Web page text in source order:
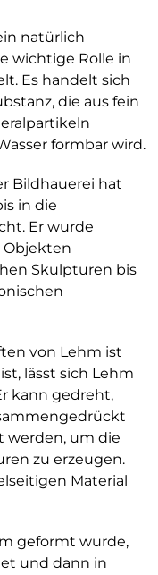
natürlich
wichtige Rolle in
Es handelt sich
die aus fein
formbar wird.
Bildhauerei hat
in die
Er wurde
Objekten
Skulpturen bis
von Lehm ist
lässt sich Lehm
kann gedreht,
werden, um die
zu erzeugen.
Material
geformt wurde,
und dann in